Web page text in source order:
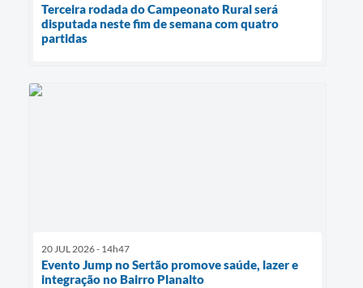
Terceira rodada do Campeonato Rural será
disputada neste fim de semana com quatro
partidas
20 JUL 2026 - 14h47
Evento Jump no Sertão promove saúde, lazer e
integração no Bairro Planalto